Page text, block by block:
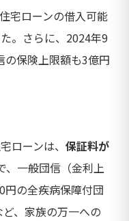
宅ローンの借入可能
。さらに、2024年9
の保険上限額も3億円
ローンは、 保証料が
、一般団信（金利上
円の全疾病保障付団
、家族の万一への